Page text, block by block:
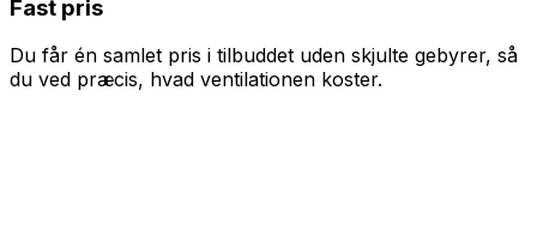
Fast pris
Du får én samlet pris i tilbuddet uden skjulte gebyrer, så
du ved præcis, hvad ventilationen koster.